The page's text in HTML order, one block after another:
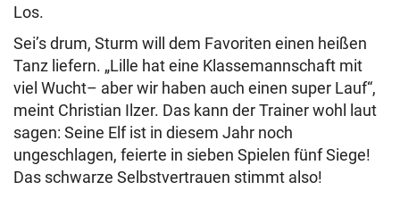
Los.
Sei’s drum, Sturm will dem Favoriten einen heißen
Tanz liefern. „Lille hat eine Klassemannschaft mit
viel Wucht– aber wir haben auch einen super Lauf“,
meint Christian Ilzer. Das kann der Trainer wohl laut
sagen: Seine Elf ist in diesem Jahr noch
ungeschlagen, feierte in sieben Spielen fünf Siege!
Das schwarze Selbstvertrauen stimmt also!